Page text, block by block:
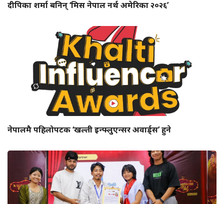
दीपिका शर्मा बनिन् ‘मिस नेपाल नर्थ अमेरिका २०२६’
नेपालमै पहिलोपटक ‘खल्ती इन्फ्लुएन्सर अवार्ड्स’ हुने